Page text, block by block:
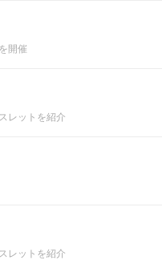
開催
レットを紹介
レットを紹介